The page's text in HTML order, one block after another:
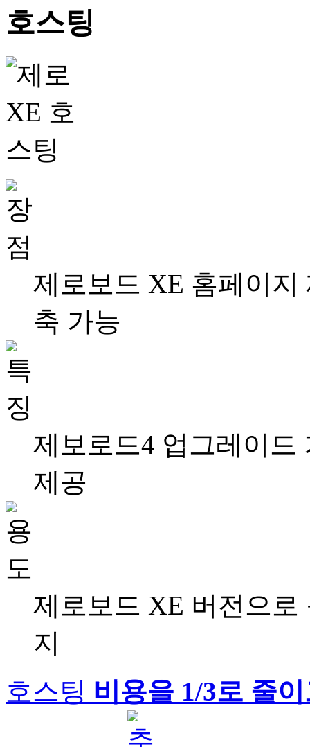
제로보드 XE 홈페이
축 가능
제보로드4 업그레이드
제공
제로보드 XE 버전으
지
호스팅 비용을 1/3로 줄